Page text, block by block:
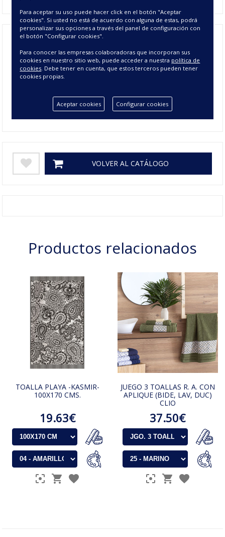
Composición
100% ALGODÓN
Tamaño
JGO. 3 TOALLAS (B, L, D)
0,5
VOLVER AL CATÁLOGO
Productos relacionados
TOALLA PLAYA -KASMIR-
100X170 CMS.
19.63€
JUEGO 3 TOALLAS R. A. CON
APLIQUE (BIDE, LAV, DUC)
CLIO
37.50€
Para aceptar su uso puede hacer click en el botón "Aceptar
cookies". Si usted no está de acuerdo con alguna de estas, podrá
personalizar sus opciones a través del panel de configuración con
el botón "Configurar cookies".
Para conocer las empresas colaboradoras que incorporan sus
cookies en nuestro sitio web, puede acceder a nuestra política de
cookies . Debe tener en cuenta, que estos terceros pueden tener
cookies propias.
Aceptar cookies Configurar cookies